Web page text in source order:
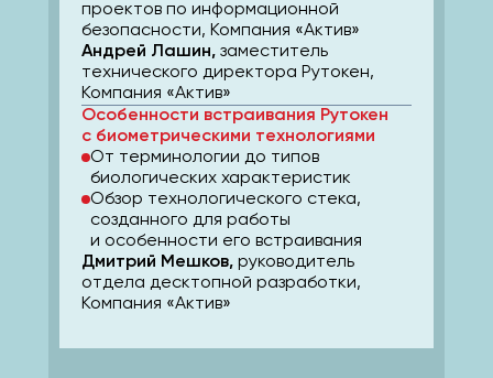
проектов по информационной
безопасности, Компания «Актив»
Андрей Лашин, заместитель
технического директора Рутокен,
Компания «Актив»
Особенности встраивания Рутокен
с биометрическими технологиями
От терминологии до типов
биологических характеристик
Обзор технологического стека,
созданного для работы
и особенности его встраивания
Дмитрий Мешков, руководитель
отдела десктопной разработки,
Компания «Актив»